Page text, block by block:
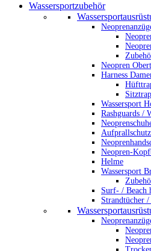
Wassersportzubehör
Neopren
Harness
Wassersport
Rashguards /
Neopren-
Helme
Wassersport
Surf- / Beach
Strandtücher /